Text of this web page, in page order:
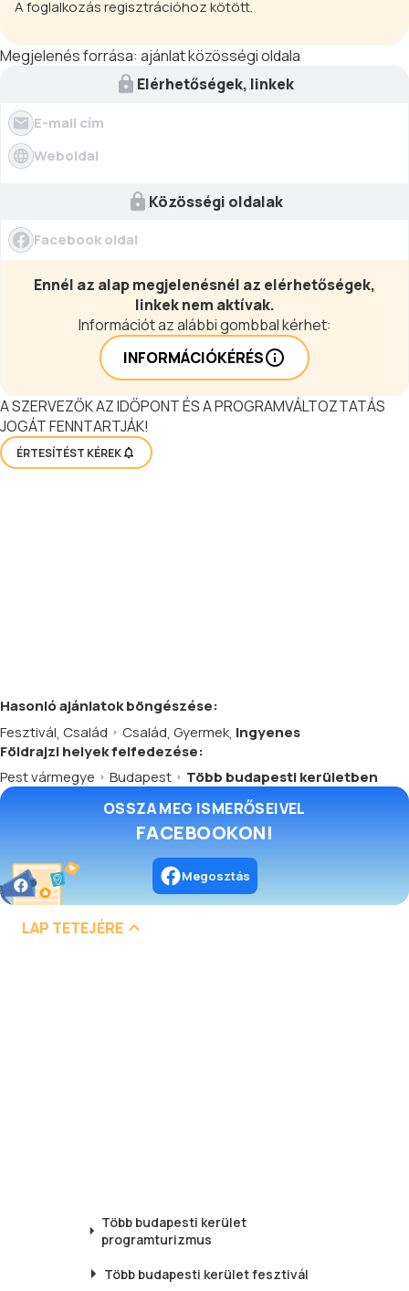
A foglalkozás regisztrációhoz kötött.
Megjelenés forrása: ajánlat közösségi oldala
Elérhetőségek, linkek
E-mail cím
Weboldal
Közösségi oldalak
Facebook oldal
Ennél az alap megjelenésnél az elérhetőségek,
linkek nem aktívak.
Információt az alábbi gombbal kérhet:
INFORMÁCIÓKÉRÉS
A SZERVEZŐK AZ IDŐPONT ÉS A PROGRAMVÁLTOZTATÁS
JOGÁT FENNTARTJÁK!
ÉRTESÍTÉST KÉREK
Hasonlóajánlatokböngészése:
Fesztivál, Család Család, Gyermek, Ingyenes
Földrajzi helyek felfedezése:
Pest vármegye
Budapest Több budapesti kerületben
OSSZA MEG ISMERŐSEIVEL
FACEBOOKON!
Megosztás
LAP TETEJÉRE
Több budapesti kerület
programturizmus
Több budapesti kerületfesztivál